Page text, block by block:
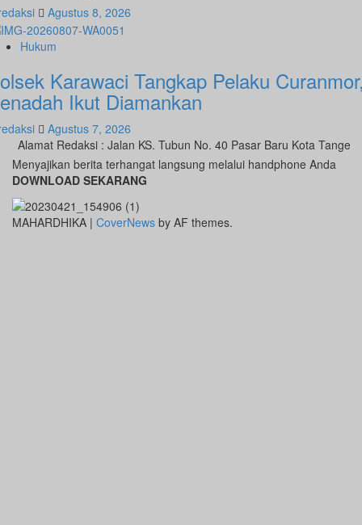
Agustus 8, 2026
Hukum
Karawaci Tangkap Pelaku
Ikut Diamankan
Agustus 7, 2026
Redaksi : Jalan KS. Tubun No. 40 Pasar Baru Kota
Menyajikan berita terhangat langsung melalui handphone Anda
DOWNLOAD SEKARANG
MAHARDHIKA | CoverNews by AF themes.